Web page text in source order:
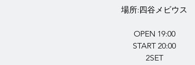
場所:四谷メビウス
OPEN 19:00
START 20:00
2SET